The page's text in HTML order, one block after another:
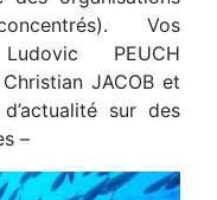
Vos
PEUCH
JACOB et
sur des
–